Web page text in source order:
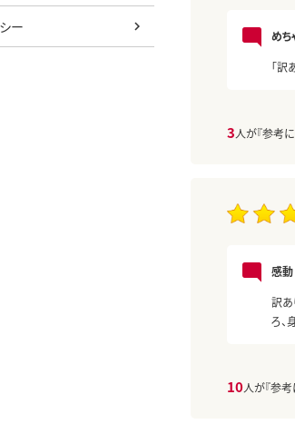
ー
めち
「訳
3人が『参考
感動
訳あ
ろ、
10人が『参考